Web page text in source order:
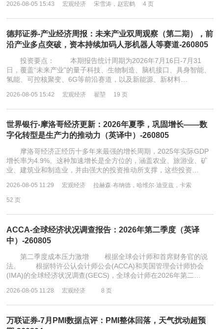
2026-08-05 15:43 宏观经济 宋雪涛，赵宏鹤 4 页
德邦证券-产业经济周报：未来产业双周观察（第二期），前
沿产业多点突破，资本持续加码人形机器人等赛道-260805
投资要点： 本期报告统计周期为2026年7月16日-7月31
日，覆盖“未来产业”的量子科技、生物制造、脑机接口、具身智能、
氢能、可控核聚变、6G等前沿赛道，以及新能源、新材料…
2026-08-05 15:42 宏观经济 翟堃 19 页
世界银行-摩洛哥经济更新：2026年夏季，巩固增长——数
字化转型是生产力的推动力（英译中）-260805
摩洛哥经济正经历十多年来最强的增长周期，2025年实际GDP
增长率为4.9%。这种加速增长是全方位的，涵盖农业、旅游业、矿
业、建筑业和制造业，并由强大的投资推动所支撑，这些投资…
2026-08-05 11:29 宏观经济 拉赫森·布纳德，哈维尔·迪亚兹，卡索
52 页
ACCA-全球经济状况调查报告：2026年第二季度（英译
中）-260805
第二季度成本压力激增 根据全球会计师和首席财务官的说
法。 根据特许公认会计师公会(ACCA)和美国管理会计师协会
(IMA)的全球经济状况调查(GECS)，全球会计师在2026年第二…
2026-08-05 11:28 宏观经济 8 页
万联证券-7月PMI数据点评：PMI整体回落，天气扰动超预